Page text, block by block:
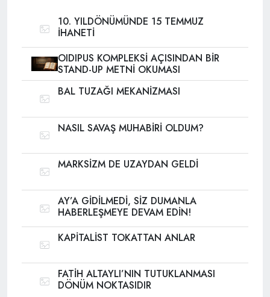
10. YILDÖNÜMÜNDE 15 TEMMUZ
İHANETİ
OIDIPUS KOMPLEKSİ AÇISINDAN BİR
STAND-UP METNİ OKUMASI
BAL TUZAĞI MEKANİZMASI
NASIL SAVAŞ MUHABİRİ OLDUM?
MARKSİZM DE UZAYDAN GELDİ
AY’A GİDİLMEDİ, SİZ DUMANLA
HABERLEŞMEYE DEVAM EDİN!
KAPİTALİST TOKATTAN ANLAR
FATİH ALTAYLI’NIN TUTUKLANMASI
DÖNÜM NOKTASIDIR